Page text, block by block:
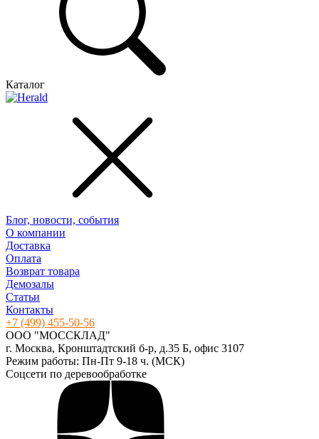
Каталог
Блог, новости, события
О компании
Доставка
Оплата
Возврат товара
Демозалы
Статьи
Контакты
+7 (499) 455-50-56
ООО "МОССКЛАД"
г. Москва, Кронштадтский б-р, д.35 Б, офис 3107
Режим работы: Пн-Пт 9-18 ч. (МСК)
Соцсети по деревообработке